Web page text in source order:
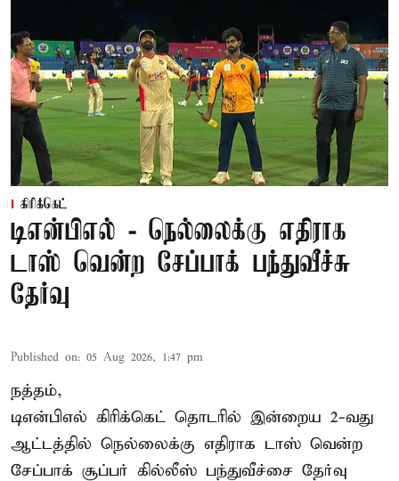
கிரிக்கெட்
டிஎன்பிஎல் - நெல்லைக்கு எதிராக
டாஸ் வென்ற சேப்பாக் பந்துவீச்சு
தேர்வு
Published on: 05 Aug 2026, 1:47 pm
நத்தம்,
டிஎன்பிஎல் கிரிக்கெட் தொடரில் இன்றைய 2-வது
ஆட்டத்தில் நெல்லைக்கு எதிராக டாஸ் வென்ற
சேப்பாக் சூப்பர் கில்லீஸ் பந்துவீச்சை தேர்வு